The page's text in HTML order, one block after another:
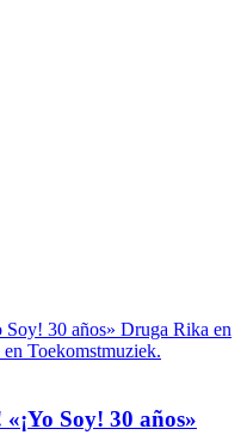
Soy! 30 años» Druga Rika en
Toekomstmuziek.
Soy! 30 años»